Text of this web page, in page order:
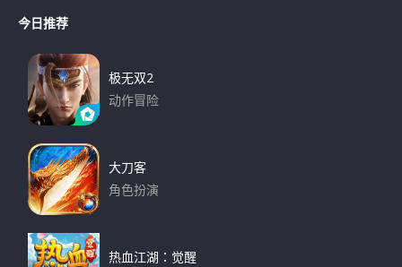
r
今日推荐
极无双2
动作冒险
大刀客
角色扮演
热血江湖：觉醒